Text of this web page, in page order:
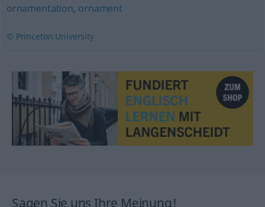
ornamentation, ornament
© Princeton University
Sagen Sie uns Ihre Meinung!